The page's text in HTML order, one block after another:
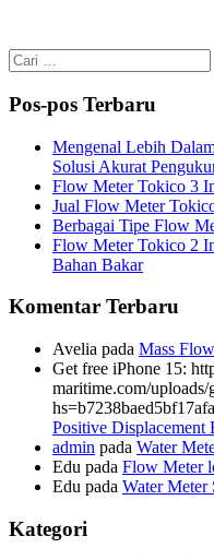
Cari
untuk:
Pos-pos Terbaru
Mengenal Lebih
Solusi Akurat
Flow Meter Tokico 3
Jual Flow Meter
Berbagai Tipe Flow
Flow Meter Tokico 2
Bahan Bakar
Komentar Terbaru
Avelia pada Mass
Get free iPhone 15:
maritime.com/uploads/
Positive Displacement
admin pada Water
Edu pada Flow Meter
Edu pada Water Meter
Kategori